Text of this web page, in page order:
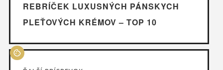
REBRÍČEK LUXUSNÝCH PÁNSKYCH
PLEŤOVÝCH KRÉMOV – TOP 10